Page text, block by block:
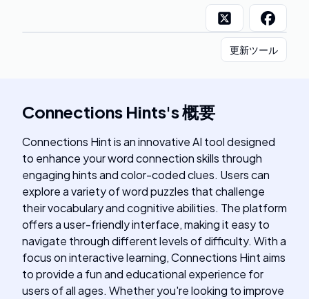
更新ツール
Connections Hints's概要
Connections Hint is an innovative AI tool designed
to enhance your word connection skills through
engaging hints and color-coded clues. Users can
explore a variety of word puzzles that challenge
their vocabulary and cognitive abilities. The platform
offers a user-friendly interface, making it easy to
navigate through different levels of difficulty. With a
focus on interactive learning, Connections Hint aims
to provide a fun and educational experience for
users of all ages. Whether you're looking to improve